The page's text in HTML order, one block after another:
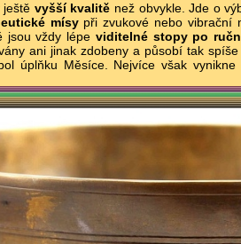
ještě vyšší kvalitě než obvykle. Jde o
mísypři zvukové nebo vibrační
jsou vždy lépe viditelné stopy po
ani jinak zdobeny a působí tak
úplňku Měsíce. Nejvíce však